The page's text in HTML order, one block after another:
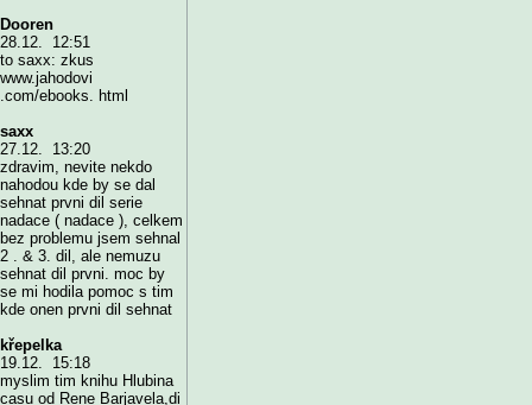
Dooren
28.12. 12:51
to saxx: zkus
www.jahodovi
.com/ebooks. html
saxx
27.12. 13:20
zdravim, nevite nekdo
nahodou kde by se dal
sehnat prvni dil serie
nadace ( nadace ), celkem
bez problemu jsem sehnal
2 . & 3. dil, ale nemuzu
sehnat dil prvni. moc by
se mi hodila pomoc s tim
kde onen prvni dil sehnat
křepelka
19.12. 15:18
myslim tim knihu Hlubina
casu od Rene Barjavela,di